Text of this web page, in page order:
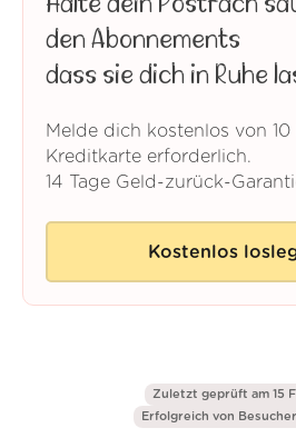
den Abonnements
dass sie dich in Ruhe
Melde dich kostenlos von
Kreditkarte erforderlich.
14 Tage Geld-zurück-
Kostenlos
Zuletzt geprüft am 15
Erfolgreich von